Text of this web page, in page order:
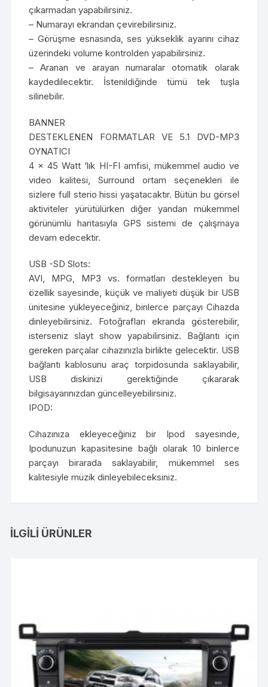
çıkarmadan yapabilirsiniz.
– Numarayı ekrandan çevirebilirsiniz.
– Görüşme esnasında, ses yükseklik ayarını cihaz
üzerindeki volume kontrolden yapabilirsiniz.
– Aranan ve arayan numaralar otomatik olarak
kaydedilecektir. İstenildiğinde tümü tek tuşla
silinebilir.
BANNER
DESTEKLENEN FORMATLAR VE 5.1 DVD-MP3
OYNATICI
4 x 45 Watt ‘lık HI-FI amfisi, mükemmel audio ve
video kalitesi, Surround ortam seçenekleri ile
sizlere full sterio hissi yaşatacaktır. Bütün bu görsel
aktiviteler yürütülürken diğer yandan mükemmel
görünümlü haritasıyla GPS sistemi de çalışmaya
devam edecektir.
USB -SD Slots:
AVI, MPG, MP3 vs. formatları destekleyen bu
özellik sayesinde, küçük ve maliyeti düşük bir USB
ünitesine yükleyeceğiniz, binlerce parçayı Cihazda
dinleyebilirsiniz. Fotoğrafları ekranda gösterebilir,
isterseniz slayt show yapabilirsiniz. Bağlantı için
gereken parçalar cihazınızla birlikte gelecektir. USB
bağlantı kablosunu araç torpidosunda saklayabilir,
USB diskinizi gerektiğinde çıkararak
bilgisayarınızdan güncelleyebilirsiniz.
IPOD:
Cihazınıza ekleyeceğiniz bir Ipod sayesinde,
Ipodunuzun kapasitesine bağlı olarak 10 binlerce
parçayı birarada saklayabilir, mükemmel ses
kalitesiyle müzik dinleyebileceksiniz.
İLGILI ÜRÜNLER